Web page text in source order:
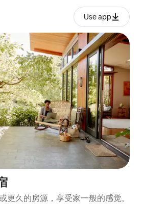
Use app
更久的房源，享受家一般的感觉。